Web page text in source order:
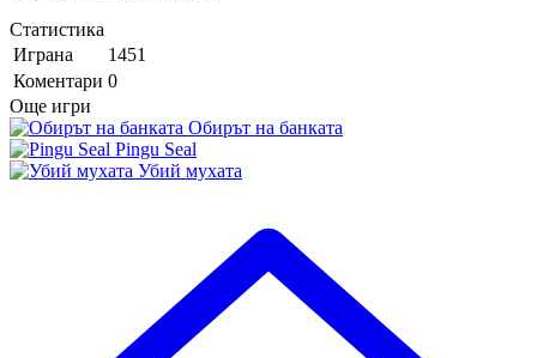
Статистика
Играна
1451
Коментари 0
Още игри
Обирът на банката
Pingu Seal
Убий мухата